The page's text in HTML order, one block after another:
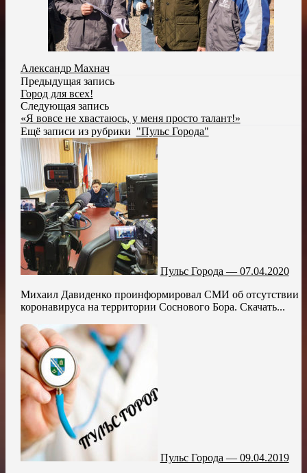
Александр Махнач
Предыдущая запись
Город для всех!
Следующая запись
«Я вовсе не хвастаюсь, у меня просто талант!»
Ещё записи из рубрики "Пульс Города"
Пульс Города — 07.04.2020
Михаил Давиденко проинформировал СМИ об отсутствии
коронавируса на территории Соснового Бора. Скачать...
Пульс Города — 09.04.2019